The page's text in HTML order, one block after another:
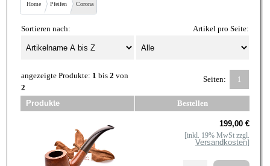
Home Pfeifen Corona
Sortieren nach: Artikel pro Seite:
angezeigte Produkte: 1 bis 2 von
2
Seiten: 1
Produkte Bestellen
199,00 €
[inkl. 19% MwSt zzgl.
Versandkosten]